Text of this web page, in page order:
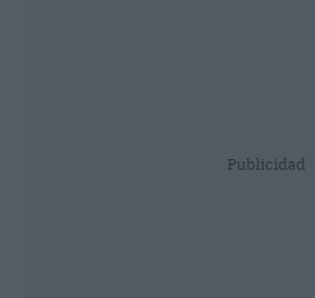
Publicidad